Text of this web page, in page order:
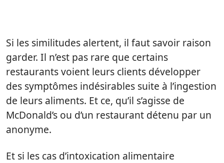
Si les similitudes alertent, il faut savoir raison
garder. Il n’est pas rare que certains
restaurants voient leurs clients développer
des symptômes indésirables suite à l’ingestion
de leurs aliments. Et ce, qu’il s’agisse de
McDonald’s ou d’un restaurant détenu par un
anonyme.
Et si les cas d’intoxication alimentaire